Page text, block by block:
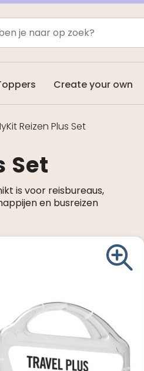
Create your own
Reizen Plus Set
Set
is voor reisbureaus,
en busreizen